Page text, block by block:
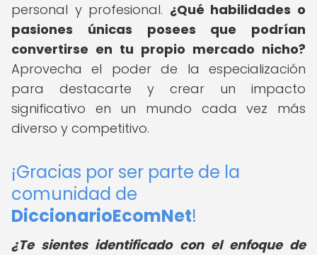
personal y profesional. ¿Qué habilidades o
pasiones únicas posees que podrían
convertirse en tu propio mercado nicho?
Aprovecha el poder de la especialización
para destacarte y crear un impacto
significativo en un mundo cada vez más
diverso y competitivo.
¡Gracias por ser parte de la
comunidad de
DiccionarioEcomNet!
¿Te sientes identificado con el enfoque de